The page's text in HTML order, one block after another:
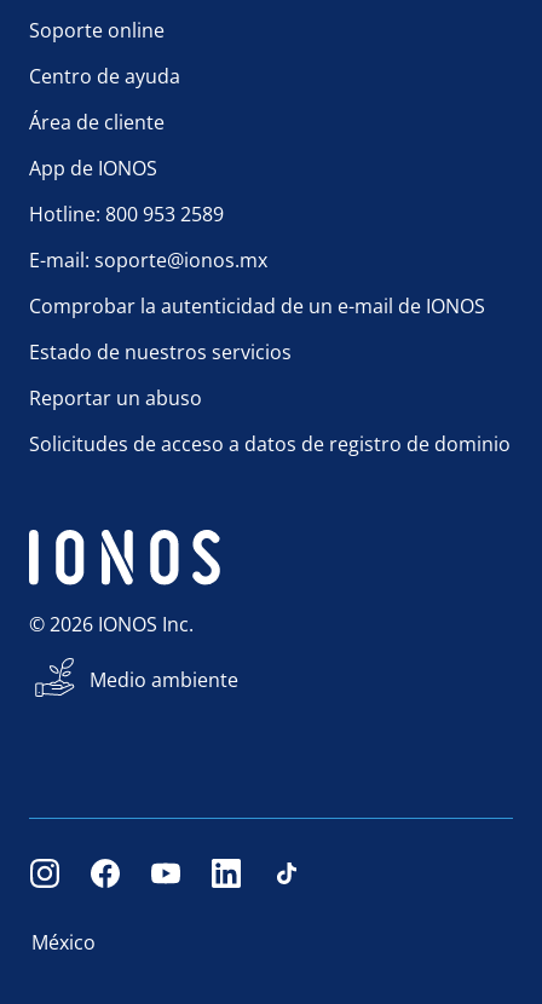
Soporte online
Centro de ayuda
Área de cliente
App de IONOS
Hotline: 800 953 2589
E-mail: soporte@ionos.mx
Comprobar la autenticidad de un e-mail de IONOS
Estado de nuestros servicios
Reportar un abuso
Solicitudes de acceso a datos de registro de dominio
© 2026 IONOS Inc.
Medio ambiente
México